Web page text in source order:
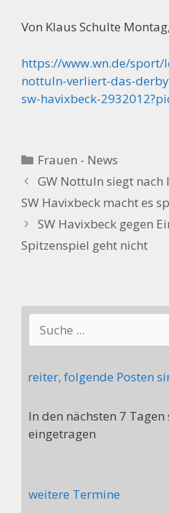
Von Klaus Schulte
https://www.wn.de/
nottuln-verliert-das-
sw-havixbeck-
Kategorien
Frauen - News
GW Nottuln siegt nach
SW Havixbeck macht es
SW Havixbeck gegen
Spitzenspiel geht nicht
folgende Posten
In den nächsten 7
eingetragen
weitere Termine